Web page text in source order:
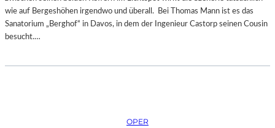
wie auf Bergeshöhen irgendwo und überall. Bei Thomas Mann ist es das
Sanatorium „Berghof“ in Davos, in dem der Ingenieur Castorp seinen Cousin
besucht.…
OPER